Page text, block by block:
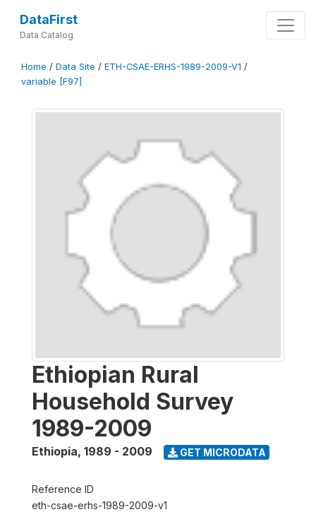
DataFirst
Data Catalog
Home / Data Site / ETH-CSAE-ERHS-1989-2009-V1 /
variable [F97]
Ethiopian Rural
Household Survey
1989-2009
Ethiopia, 1989 - 2009 GET MICRODATA
Reference ID
eth-csae-erhs-1989-2009-v1